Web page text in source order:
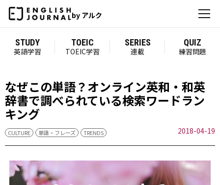
by アルク
STUDY
英語学習
TOEIC
TOEIC学習
SERIES
連載
QUIZ
練習問題
なぜこの単語？オンライン英和・和英
辞書で調べられている検索ワードラン
キング
CULTURE 単語・フレーズ TRENDS 2018-04-19